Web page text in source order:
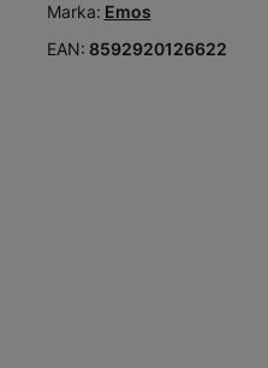
Marka: Emos
EAN: 8592920126622